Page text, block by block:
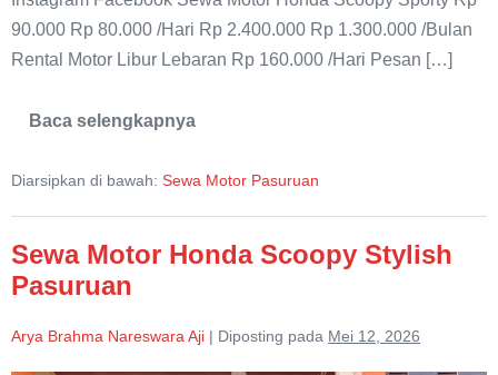
90.000 Rp 80.000 /Hari Rp 2.400.000 Rp 1.300.000 /Bulan
Rental Motor Libur Lebaran Rp 160.000 /Hari Pesan […]
Baca selengkapnya
Rental
Scoopy
Diarsipkan di bawah: Sewa Motor Pasuruan
Sewa Motor Honda Scoopy Stylish
Pasuruan
Arya Brahma Nareswara Aji | Diposting pada Mei 12, 2026